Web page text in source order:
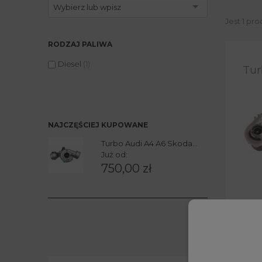
Wybierz lub wpisz
RODZAJ PALIWA
Diesel (1)
NAJCZĘŚCIEJ KUPOWANE
Turbo Audi A4 A6 Skoda...
Już od:
750,00 zł
Jest 1